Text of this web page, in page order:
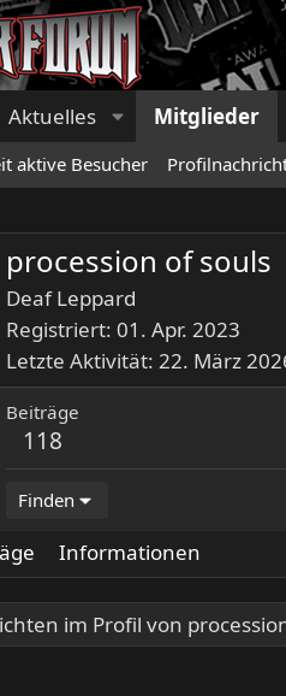
Aktuelles Mitglieder
aktive Besucher
procession of souls
Deaf Leppard
Registriert 01. Apr. 2023
Letzte Aktivität 22. März
Beiträge
118
Finden
Informationen
im Profil von